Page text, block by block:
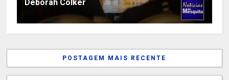
Deborah Colker
POSTAGEM MAIS RECENTE